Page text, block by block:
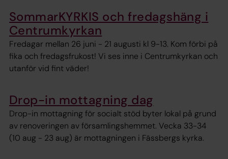
SommarKYRKIS och fredagshäng i
Centrumkyrkan
Fredagar mellan 26 juni - 21 augusti kl 9-13. Kom förbi på
fika och fredagsfrukost! Vi ses inne i Centrumkyrkan och
utanför vid fint väder!
Drop-in mottagning dag
Drop-in mottagning för socialt stöd byter lokal på grund
av renoveringen av församlingshemmet. Vecka 33-34
(10 aug - 23 aug) är mottagningen i Fässbergs kyrka.